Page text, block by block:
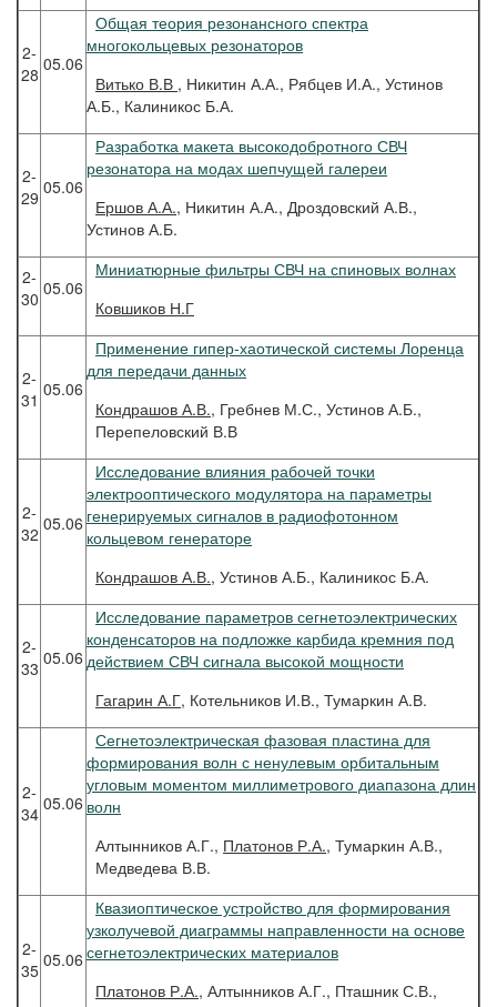
2-
28 05.06
Общая теория резонансного спектра
многокольцевых резонаторов
Витько В.В , Никитин А.А., Рябцев И.А., Устинов
А.Б., Калиникос Б.А.
2-
29 05.06
Разработка макета высокодобротного СВЧ
резонатора на модах шепчущей галереи
Ершов А.А., Никитин А.А., Дроздовский А.В.,
Устинов А.Б.
2-
30 05.06
Миниатюрные фильтры СВЧ на спиновых волнах
Ковшиков Н.Г
2-
31 05.06
Применение гипер-хаотической системы Лоренца
для передачи данных
Кондрашов А.В., Гребнев М.С., Устинов А.Б.,
Перепеловский В.В
2-
32 05.06
Исследование влияния рабочей точки
электрооптического модулятора на параметры
генерируемых сигналов в радиофотонном
кольцевом генераторе
Кондрашов А.В., Устинов А.Б., Калиникос Б.А.
2-
33 05.06
Исследование параметров сегнетоэлектрических
конденсаторов на подложке карбида кремния под
действием СВЧ сигнала высокой мощности
Гагарин А.Г, Котельников И.В., Тумаркин А.В.
2-
34 05.06
Сегнетоэлектрическая фазовая пластина для
формирования волн с ненулевым орбитальным
угловым моментом миллиметрового диапазона длин
волн
Алтынников А.Г., Платонов Р.А., Тумаркин А.В.,
Медведева В.В.
2-
35 05.06
Квазиоптическое устройство для формирования
узколучевой диаграммы направленности на основе
сегнетоэлектрических материалов
Платонов Р.А., Алтынников А.Г., Пташник С.В.,